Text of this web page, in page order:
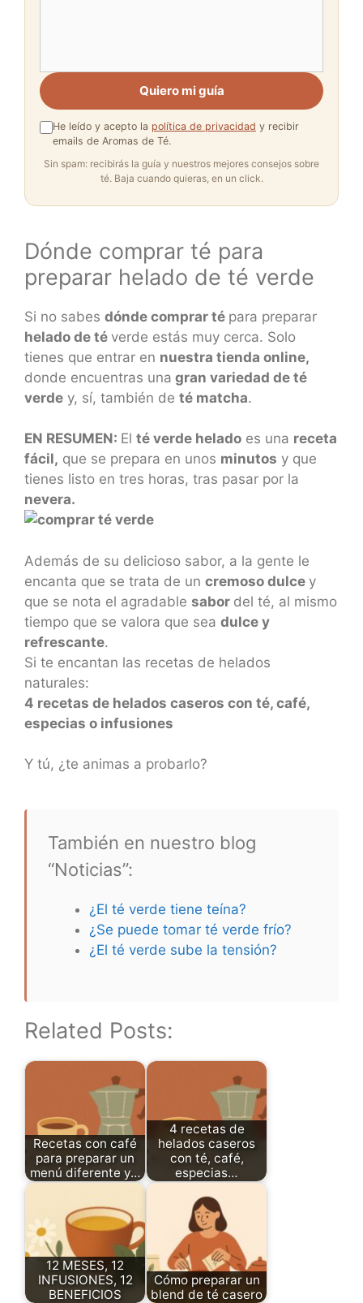
Quiero mi guía
He leído y acepto la política de privacidad y recibir
emails de Aromas de Té.
Sin spam: recibirás la guía y nuestros mejores consejos sobre
té. Baja cuando quieras, en un click.
Dónde comprar té para
preparar helado de té verde
Si no sabes dónde comprar té para preparar
helado de té verde estás muy cerca. Solo
tienes que entrar en nuestra tienda online,
donde encuentras una gran variedad de té
verde y, sí, también de té matcha.
EN RESUMEN: El té verde helado es una receta
fácil, que se prepara en unos minutos y que
tienes listo en tres horas, tras pasar por la
nevera.
Además de su delicioso sabor, a la gente le
encanta que se trata de un cremoso dulce y
que se nota el agradable sabor del té, al mismo
tiempo que se valora que sea dulce y
refrescante.
Si te encantan las recetas de helados
naturales:
4 recetas de helados caseros con té, café,
especias o infusiones
Y tú, ¿te animas a probarlo?
También en nuestro blog
“Noticias”:
¿El té verde tiene teína?
¿Se puede tomar té verde frío?
¿El té verde sube la tensión?
Related Posts:
Recetas con café
para preparar un
menú diferente y…
4 recetas de
helados caseros
con té, café,
especias…
12 MESES, 12
INFUSIONES, 12
BENEFICIOS
Cómo preparar un
blend de té casero